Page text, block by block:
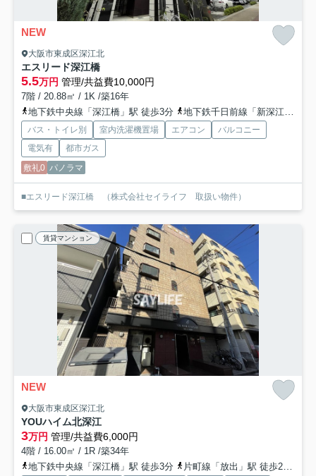
NEW
大阪市東成区深江北
エスリード深江橋
5.5万円 管理/共益費10,000円
7階 / 20.88㎡ / 1K /築16年
地下鉄中央線「深江橋」駅 徒歩3分
地下鉄千日前線「新深江」駅 徒歩15分
バス・トイレ別 室内洗濯機置場 エアコン
バルコニー
電気有
都市ガス
敷礼0 パノラマ
■エスリード深江橋 （株式会社セイライフ 取扱い物件）
賃貸マンション
NEW
大阪市東成区深江北
YOUハイム北深江
3万円 管理/共益費6,000円
4階 / 16.00㎡ / 1R /築34年
地下鉄中央線「深江橋」駅 徒歩3分
片町線「放出」駅 徒歩20分